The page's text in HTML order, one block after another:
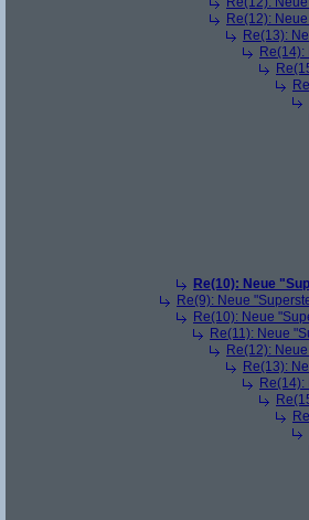
Re(12):
Re(13):
Re(10): Neue
Re(9): Neue
Re(10): Neue
Re(11): Neue
Re(12):
Re(13):